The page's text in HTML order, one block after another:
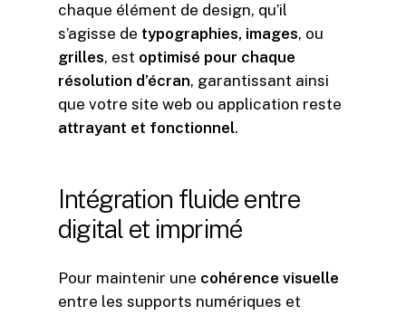
chaque élément de design, qu’il
s’agisse de typographies, images, ou
grilles, est optimisé pour chaque
résolution d’écran, garantissant ainsi
que votre site web ou application reste
attrayant et fonctionnel.
Intégration fluide entre
digital et imprimé
Pour maintenir une cohérence visuelle
entre les supports numériques et